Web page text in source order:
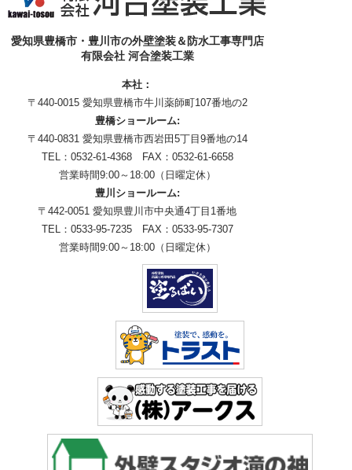
愛知県豊橋市・豊川市の外壁塗装＆防水工事専門店
有限会社 河合塗装工業
本社：
〒440-0015 愛知県豊橋市牛川薬師町107番地の2
豊橋ショールーム:
〒440-0831 愛知県豊橋市西岩田5丁目9番地の14
TEL：0532-61-4368 FAX：0532-61-6658
営業時間9:00～18:00（日曜定休）
豊川ショールーム:
〒442-0051 愛知県豊川市中央通4丁目1番地
TEL：0533-95-7235 FAX：0533-95-7307
営業時間9:00～18:00（日曜定休）